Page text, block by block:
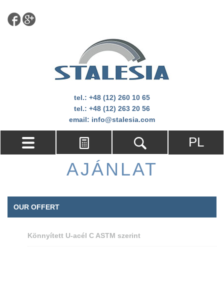
tel.: +48 (12) 260 10 65
tel.: +48 (12) 263 20 56
email: info@stalesia.com
PL
AJÁNLAT
OUR OFFERT
Könnyített U-acél C ASTM szerint